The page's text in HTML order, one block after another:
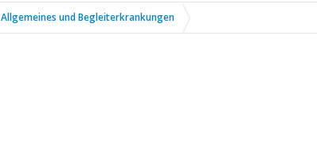
Allgemeines und Begleiterkrankungen